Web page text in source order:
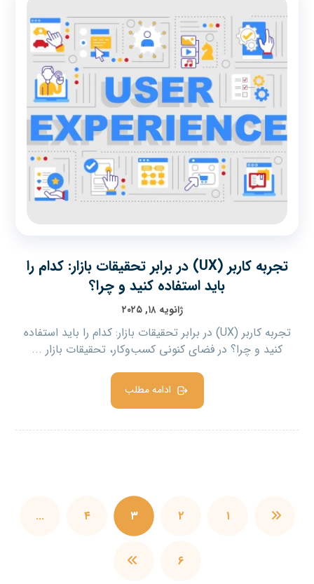
تجربه کاربر (UX) در برابر تحقیقات بازار: کدام را
باید استفاده کنید و چرا؟
ژانویه ۱۸, ۲۰۲۵
تجربه کاربر (UX) در برابر تحقیقات بازار: کدام را باید استفاده
کنید و چرا؟ در فضای کنونی کسب‌وکار، تحقیقات بازار ...
ادامه مطلب
۱ ۲ ۳ ۴ …
۶